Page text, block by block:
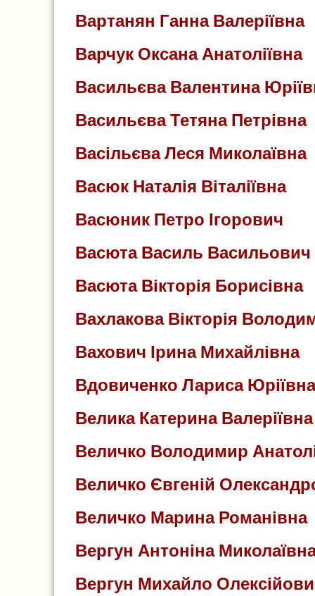
Вартанян Ганна Валеріївна
Варчук Оксана Анатоліївна
Васильєва Валентина
Васильєва Тетяна Петрівна
Васільєва Леся Миколаївна
Васюк Наталія Віталіївна
Васюник Петро Ігорович
Васюта Василь Васильович
Васюта Вікторія Борисівна
Вахлакова Вікторія
Вахович Ірина Михайлівна
Вдовиченко Лариса Юріївна
Велика Катерина Валеріївна
Величко Володимир
Величко Євгеній
Величко Марина Романівна
Вергун Антоніна
Вергун Михайло